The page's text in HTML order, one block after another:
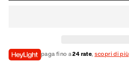
paga fino a24 rate, scopri di più